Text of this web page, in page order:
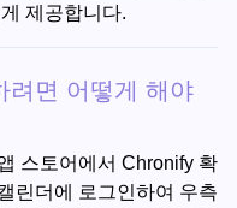
제공합니다.
려면 어떻게 해야
스토어에서 Chronify 확
린더에 로그인하여 우측